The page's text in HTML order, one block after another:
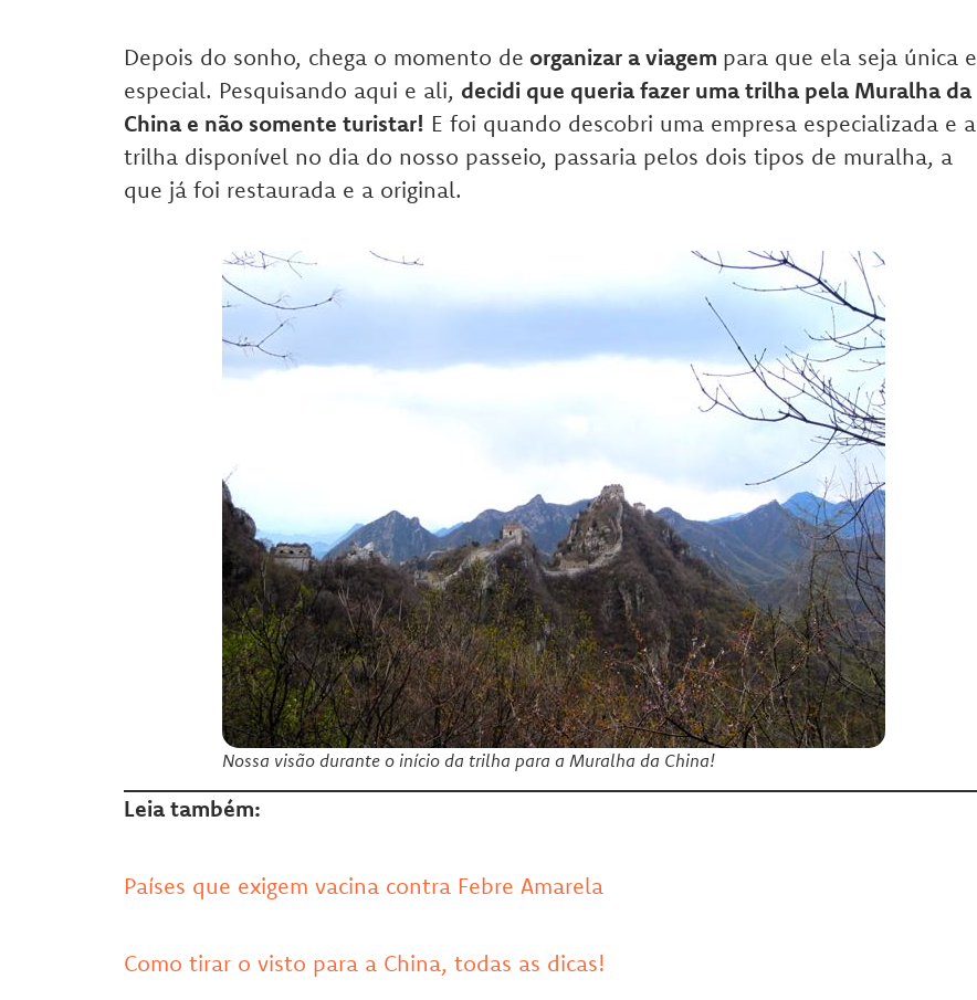
Depois do sonho, chega o momento de organizar a viagem para que ela seja única e
especial. Pesquisando aqui e ali, decidi que queria fazer uma trilha pela Muralha da
China e não somente turistar! E foi quando descobri uma empresa especializada e a
trilha disponível no dia do nosso passeio, passaria pelos dois tipos de muralha, a
que já foi restaurada e a original.
Nossa visão durante o início da trilha para a Muralha da China!
Leia também:
Países que exigem vacina contra Febre Amarela
Como tirar o visto para a China, todas as dicas!